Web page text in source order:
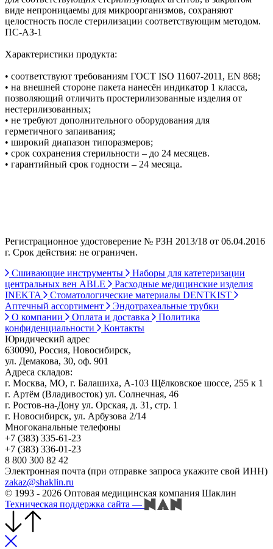
виде непроницаемы для микроорганизмов, сохраняют
целостность после стерилизации соответствующим методом.
ПС-АЗ-1
Характеристики продукта:
• соответствуют требованиям ГОСТ ISO 11607-2011, EN 868;
• на внешней стороне пакета нанесён индикатор 1 класса,
позволяющий отличить простерилизованные изделия от
нестерилизованных;
• не требуют дополнительного оборудования для
герметичного запаивания;
• широкий диапазон типоразмеров;
• срок сохранения стерильности – до 24 месяцев.
• гарантийный срок годности – 24 месяца.
Регистрационное удостоверение № РЗН 2013/18 от 06.04.2016
г. Срок действия: не ограничен.
Сшивающие инструменты
Наборы для катетеризации
центральных вен ABLE
Расходные медицинские изделия
INEKTA
Стоматологические материалы DENTKIST
Аптечный ассортимент
Эндотрахеальные трубки
О компании
Оплата и доставка
Политика
конфиденциальности
Контакты
Юридический адрес
630090, Россия, Новосибирск,
ул. Демакова, 30, оф. 901
Адреса складов:
г. Москва, МО, г. Балашиха, А-103 Щёлковское шоссе, 255 к 1
г. Артём (Владивосток) ул. Солнечная, 46
г. Ростов-на-Дону ул. Орская, д. 31, стр. 1
г. Новосибирск, ул. Арбузова 2/14
Многоканальные телефоны
+7 (383) 335-61-23
+7 (383) 336-01-23
8 800 300 82 42
Электронная почта (при отправке запроса укажите свой ИНН)
zakaz@shaklin.ru
© 1993 - 2026 Оптовая медицинская компания Шаклин
Техническая поддержка сайта —